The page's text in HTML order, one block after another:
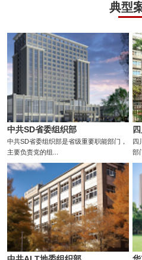
典型
中共SD省委组织部
中共SD省委组织部是省级重要职能部门，
主要负责党的组...
四
部